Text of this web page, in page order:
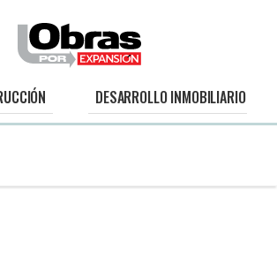
DESARROLLO INMOBILIARIO